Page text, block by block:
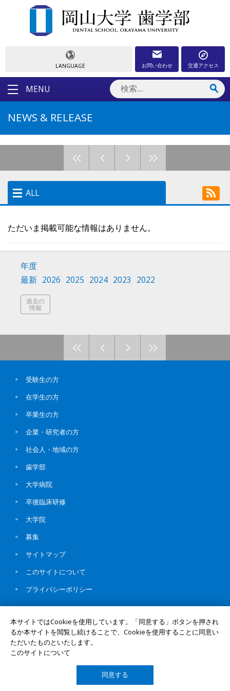
LANGUAGE お問い合わせ 交通アクセス
MENU
NEWS & RELEASE
<< < > >>
ALL
プレスリリース
ただいま掲載可能な情報はありません。
年度
最新 2026 2025 2024 2023 2022
過去の
情報
<< < > >>
受験生の方
在学生の方
卒業生の方
企業・研究者の方
社会人・地域の方
歯学部
大学病院
卒後臨床研修
大学院
募集
サイトマップ
このサイトについて
プライバシーポリシー
© Okayama University
本サイトではCookieを使用しています。「同意する」ボタンを押され
るか本サイトを閲覧し続けることで、Cookieを使用することに同意い
ただいたものといたします。
このサイトについて
同意する